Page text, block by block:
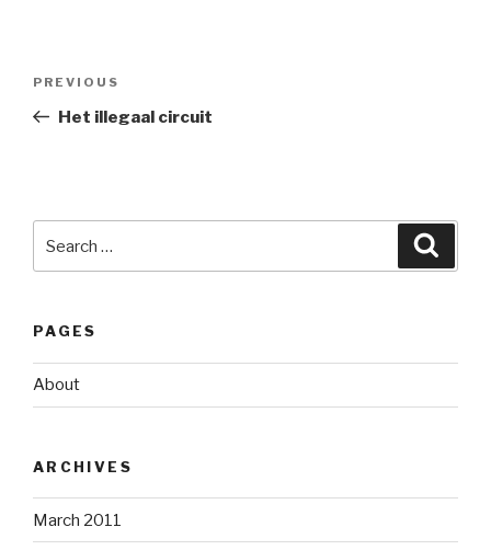
Previous
Post
PREVIOUS
Het illegaal circuit
PAGES
About
ARCHIVES
March 2011